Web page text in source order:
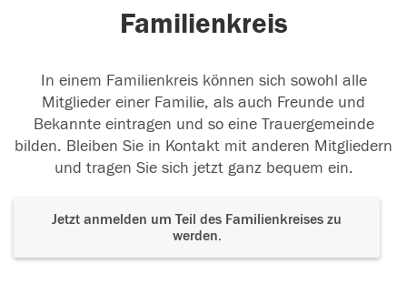
Familienkreis
In einem Familienkreis können sich sowohl alle
Mitglieder einer Familie, als auch Freunde und
Bekannte eintragen und so eine Trauergemeinde
bilden. Bleiben Sie in Kontakt mit anderen Mitgliedern
und tragen Sie sich jetzt ganz bequem ein.
Jetzt anmelden um Teil des Familienkreises zu
werden.